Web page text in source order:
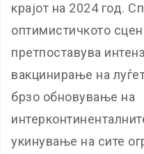
крајот на 2024 год.
оптимистичкото
претпоставува
вакцинирање на
брзо обновување на
укинување на сите